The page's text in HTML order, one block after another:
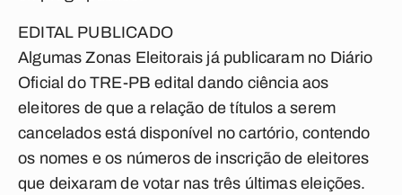
EDITAL PUBLICADO
Algumas Zonas Eleitorais já publicaram no Diário
Oficial do TRE-PB edital dando ciência aos
eleitores de que a relação de títulos a serem
cancelados está disponível no cartório, contendo
os nomes e os números de inscrição de eleitores
que deixaram de votar nas três últimas eleições.